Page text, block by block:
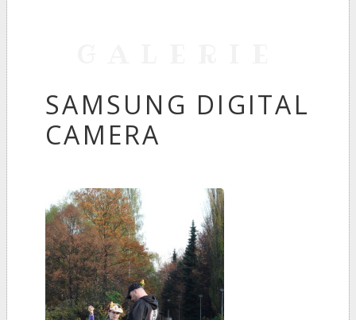
SAMSUNG DIGITAL
CAMERA